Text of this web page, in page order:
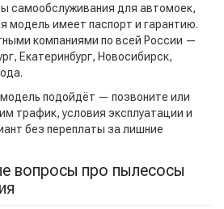
самообслуживания для автомоек,
модель имеет паспорт и гарантию.
компаниями по всей России —
Екатеринбург, Новосибирск,
модель подойдёт — позвоните или
трафик, условия эксплуатации и
без переплаты за лишние
вопросы про пылесосы